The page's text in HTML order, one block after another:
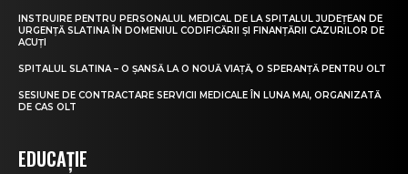
INSTRUIRE PENTRU PERSONALUL MEDICAL DE LA SPITALUL JUDEȚEAN DE
URGENȚĂ SLATINA ÎN DOMENIUL CODIFICĂRII ȘI FINANȚĂRII CAZURILOR DE
ACUȚI
SPITALUL SLATINA – O ȘANSĂ LA O NOUĂ VIAȚĂ, O SPERANȚĂ PENTRU OLT
SESIUNE DE CONTRACTARE SERVICII MEDICALE ÎN LUNA MAI, ORGANIZATĂ
DE CAS OLT
EDUCAȚIE